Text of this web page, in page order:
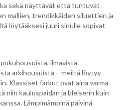
sekä näyttävät että tuntuvat
mallien, trendikkäiden siluettien ja
löytääksesi juuri sinulle sopivat
ilmavista
arkihousuista – meiltä löytyy
Klassiset farkut ovat aina varma
niin kauluspaidan ja bleiserin kuin
Lämpimämpinä päivinä